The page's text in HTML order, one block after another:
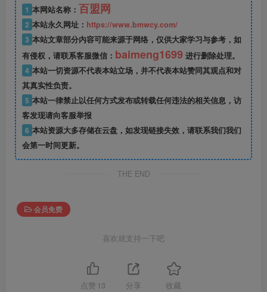
1 本网站名称： 百盟网
2 本站永久网址： https://www.bmwcy.com/
3 本站文章部分内容可能来源于网络，仅供大家学习与参考，如
有侵权，请联系客服微信： baimeng1699 进行删除处理。
4 本站一切资源不代表本站立场，并不代表本站赞同其观点和对
其真实性负责。
5 本站一律禁止以任何方式发布或转载任何违法的相关信息，访
客发现请向客服举报
6 本站资源大多存储在云盘，如发现链接失效，请联系我们我们
会第一时间更新。
THE END
会员免费
喜欢就支持一下吧
点赞 13 分享 收藏